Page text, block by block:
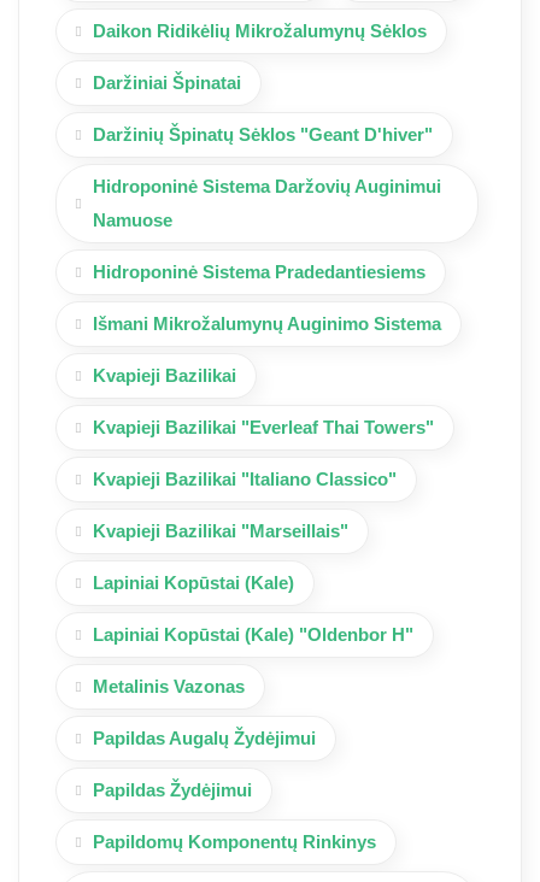
Daikon Ridikėlių Mikrožalumynų Sėklos
Daržiniai Špinatai
Daržinių Špinatų Sėklos "Geant D'hiver"
Hidroponinė Sistema Daržovių Auginimui
Namuose
Hidroponinė Sistema Pradedantiesiems
Išmani Mikrožalumynų Auginimo Sistema
Kvapieji Bazilikai
Kvapieji Bazilikai "Everleaf Thai Towers"
Kvapieji Bazilikai "Italiano Classico"
Kvapieji Bazilikai "Marseillais"
Lapiniai Kopūstai (Kale)
Lapiniai Kopūstai (Kale) "Oldenbor H"
Metalinis Vazonas
Papildas Augalų Žydėjimui
Papildas Žydėjimui
Papildomų Komponentų Rinkinys